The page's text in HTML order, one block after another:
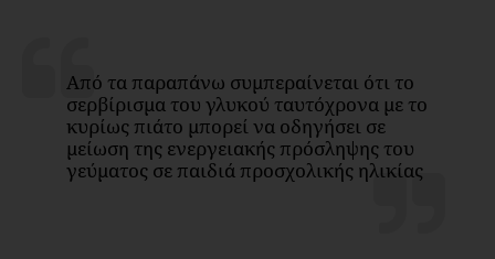
Από τα παραπάνω συμπεραίνεται ότι το
σερβίρισμα του γλυκού ταυτόχρονα με το
κυρίως πιάτο μπορεί να οδηγήσει σε
μείωση της ενεργειακής πρόσληψης του
γεύματος σε παιδιά προσχολικής ηλικίας